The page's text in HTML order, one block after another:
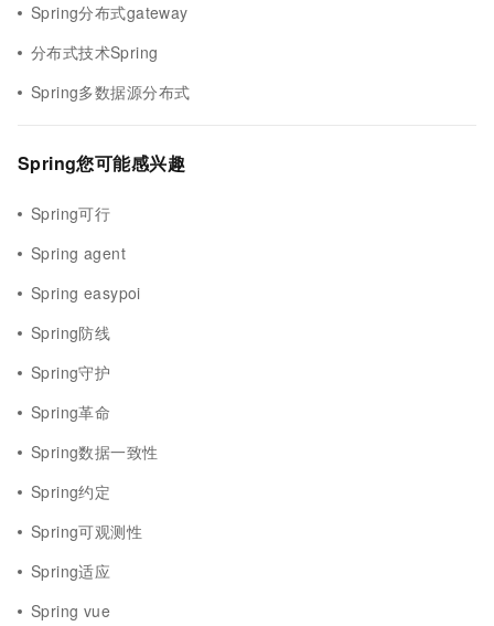
Spring分布式gateway
分布式技术Spring
Spring多数据源分布式
Spring您可能感兴趣
Spring可行
Spring agent
Spring easypoi
Spring防线
Spring守护
Spring革命
Spring数据一致性
Spring约定
Spring可观测性
Spring适应
Spring vue